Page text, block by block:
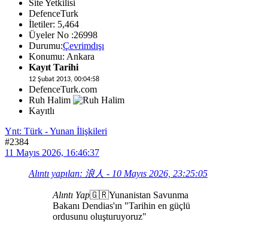
Site Yetkilisi
DefenceTurk
İletiler: 5,464
Üyeler No :26998
Durumu:Çevrimdışı
Konumu: Ankara
Kayıt Tarihi
12 Şubat 2013, 00:04:58
DefenceTurk.com
Ruh Halim
Kayıtlı
Ynt: Türk - Yunan İlişkileri
#2384
11 Mayıs 2026, 16:46:37
Alıntı yapılan: 浪人 - 10 Mayıs 2026, 23:25:05
Alıntı Yap🇬🇷Yunanistan Savunma
Bakanı Dendias'ın "Tarihin en güçlü
ordusunu oluşturuyoruz"